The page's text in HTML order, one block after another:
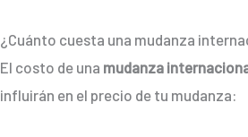
¿Cuánto cuesta una mudanza
El costo de una mudanza
influirán en el precio de tu mudanza: